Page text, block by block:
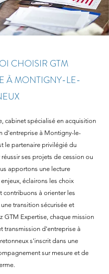
CHOISIR GTM
À MONTIGNY-LE-
cabinet spécialisé en acquisition
d'entreprise à Montigny-le-
le partenaire privilégié du
ses projets de cession ou
apportons une lecture
éclairons les choix
contribuons à orienter les
transition sécurisée et
GTM Expertise, chaque mission
transmission d'entreprise à
s'inscrit dans une
sur mesure et de